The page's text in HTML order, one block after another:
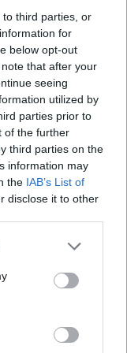
third parties, or
for
below opt-out
that after your
seeing
utilized by
parties prior to
of the further
third parties on the
information may
the IAB’s List of
disclose it to other
or more Google
You may click to
party tags to
in below Google
som går av
och är den
sig till
finnas på
låna och testa.
pris på en
ska kunna
Winters. En